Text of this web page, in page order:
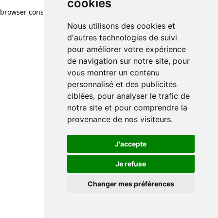
cookies
Nous utilisons des cookies et
d'autres technologies de suivi
pour améliorer votre expérience
de navigation sur notre site, pour
vous montrer un contenu
personnalisé et des publicités
ciblées, pour analyser le trafic de
notre site et pour comprendre la
provenance de nos visiteurs.
J'accepte
Je refuse
Changer mes préférences
cookies
Nous utilisons des cookies et
d'autres technologies de suivi
pour améliorer votre expérience
de navigation sur notre site, pour
vous montrer un contenu
personnalisé et des publicités
ciblées, pour analyser le trafic de
notre site et pour comprendre la
provenance de nos visiteurs.
J'accepte
Je refuse
Changer mes préférences
browser console for more information)